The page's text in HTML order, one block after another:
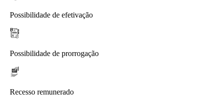
Possibilidade de efetivação
Possibilidade de prorrogação
Recesso remunerado